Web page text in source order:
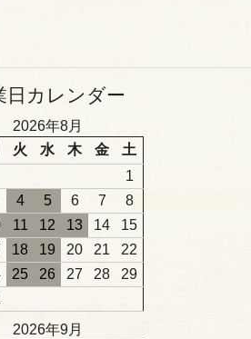
日カレンダー
2026年8月
火 水 木 金
土
1
4 5 6 7
8
11 12 13 14
15
18 19 20 21
22
25 26 27 28
29
2026年9月